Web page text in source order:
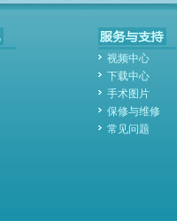
视频中心
下载中心
手术图片
保修与维修
常见问题